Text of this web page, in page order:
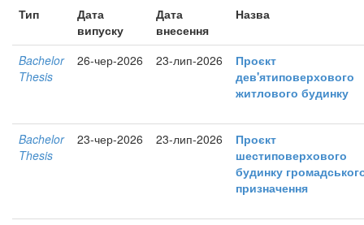
Тип
Дата
випуску
Дата
внесення
Назва
Bachelor
Thesis
26-чер-2026 23-лип-2026
Проєкт
дев'ятиповерхового
житлового будинку
Bachelor
Thesis
23-чер-2026 23-лип-2026
Проєкт
шестиповерхового
будинку
призначення